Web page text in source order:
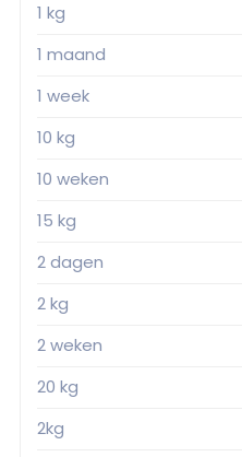
1 kg
1 maand
1 week
10 kg
10 weken
15 kg
2 dagen
2 kg
2 weken
20 kg
2kg